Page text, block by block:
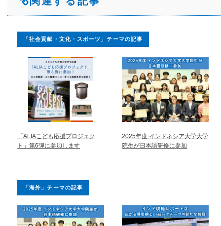
「社会貢献・文化・スポーツ」テーマの記事
「ALIAこども応援プロジェク
ト」第6弾に参加します
2025年度 インドネシア大学大学
院生が日本語研修に参加
「海外」テーマの記事